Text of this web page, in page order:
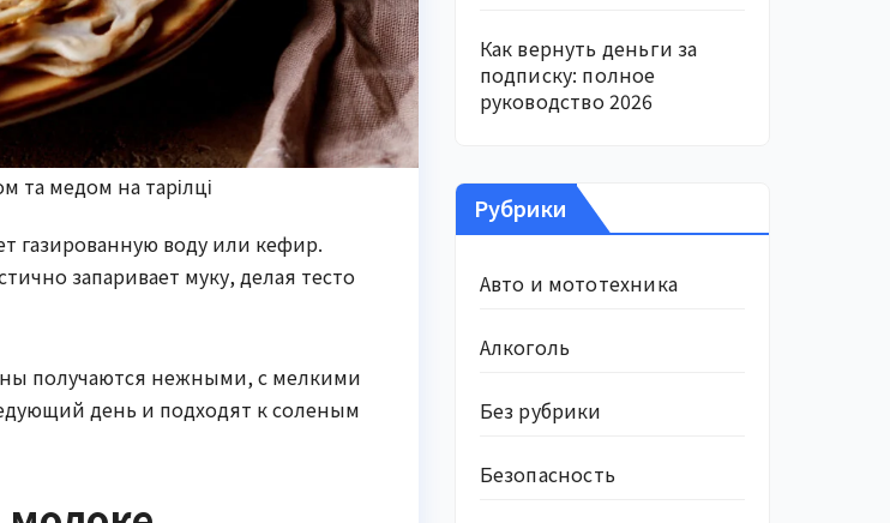
та медом на тарілці
газированную воду или кефир.
запаривает муку, делая тесто
получаются нежными, с мелкими
день и подходят к соленым
Как вернуть деньги за
подписку: полное
руководство 2026
Рубрики
Авто и мототехника
Алкоголь
Без рубрики
Безопасность